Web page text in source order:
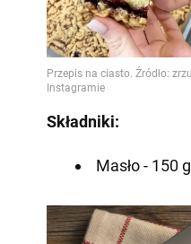
Składniki:
Masło - 150 g